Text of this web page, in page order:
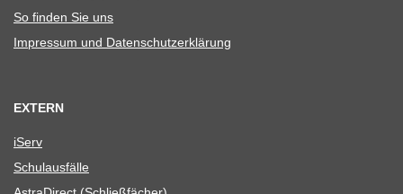
So fin­den Sie uns
Impres­sum und Datenschutzerklärung
EXTERN
iServ
Schul­aus­fälle